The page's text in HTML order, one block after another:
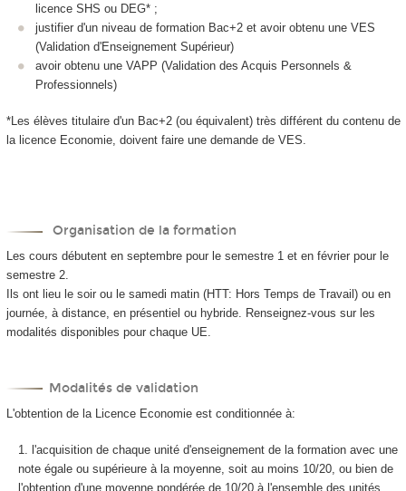
licence SHS ou DEG* ;
justifier d'un niveau de formation Bac+2 et avoir obtenu une VES
(Validation d'Enseignement Supérieur)
avoir obtenu une VAPP (Validation des Acquis Personnels &
Professionnels)
*Les élèves titulaire d'un Bac+2 (ou équivalent) très différent du contenu de
la licence Economie, doivent faire une demande de VES.
Organisation de la formation
Les cours débutent en septembre pour le semestre 1 et en février pour le
semestre 2.
Ils ont lieu le soir ou le samedi matin (HTT: Hors Temps de Travail) ou en
journée, à distance, en présentiel ou hybride. Renseignez-vous sur les
modalités disponibles pour chaque UE.
Modalités de validation
L'obtention de la Licence Economie est conditionnée à:
l'acquisition de chaque unité d'enseignement de la formation avec une
note égale ou supérieure à la moyenne, soit au moins 10/20, ou bien de
l'obtention d'une moyenne pondérée de 10/20 à l'ensemble des unités